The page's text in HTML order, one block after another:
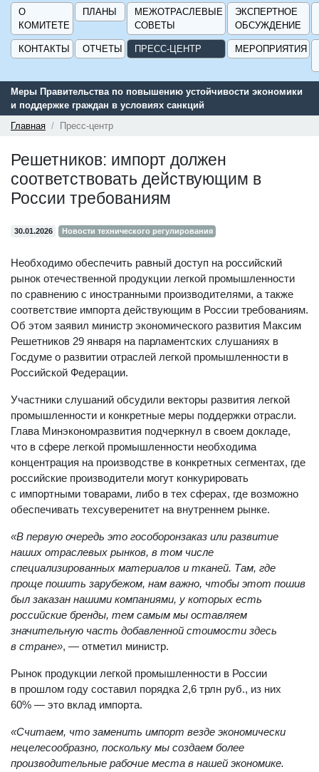
О
КОМИТЕТЕ
ПЛАНЫ
МЕЖОТРАСЛЕВЫЕ
СОВЕТЫ
ЭКСПЕРТНОЕ
ОБСУЖДЕНИЕ
КОНТАКТЫ ОТЧЕТЫ ПРЕСС-ЦЕНТР МЕРОПРИЯТИЯ
по повышению устойчивости экономики
в условиях санкций
Сервис поиска и
ГИСП».
Главная Пресс-центр
Решетников: импорт должен
соответствовать действующим в
России требованиям
30.01.2026 Новости технического регулирования
Необходимо обеспечить равный доступ на российский
рынок отечественной продукции легкой промышленности
по сравнению с иностранными производителями, а также
соответствие импорта действующим в России требованиям.
Об этом заявил министр экономического развития Максим
Решетников 29 января на парламентских слушаниях в
Госдуме о развитии отраслей легкой промышленности в
Российской Федерации.
Участники слушаний обсудили векторы развития легкой
промышленности и конкретные меры поддержки отрасли.
Глава Минэкономразвития подчеркнул в своем докладе,
что в сфере легкой промышленности необходима
концентрация на производстве в конкретных сегментах, где
российские производители могут конкурировать
с импортными товарами, либо в тех сферах, где возможно
обеспечивать техсуверенитет на внутреннем рынке.
«В первую очередь это гособоронзаказ или развитие
наших отраслевых рынков, в том числе
специализированных материалов и тканей. Там, где
проще пошить зарубежом, нам важно, чтобы этот пошив
был заказан нашими компаниями, у которых есть
российские бренды, тем самым мы оставляем
значительную часть добавленной стоимости здесь
в стране», — отметил министр.
Рынок продукции легкой промышленности в России
в прошлом году составил порядка 2,6 трлн руб., из них
60% — это вклад импорта.
«Считаем, что заменить импорт везде экономически
нецелесообразно, поскольку мы создаем более
производительные рабочие места в нашей экономике.